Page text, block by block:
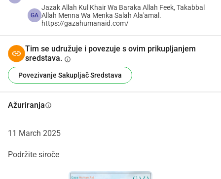
GA
Jazak Allah Kul Khair Wa Baraka Allah Feek, Takabbal
Allah Menna Wa Menka Salah Ala'amal.
https://gazahumanaid.com/
Tim se udružuje i povezuje s ovim prikupljanjem
sredstava. info
Povezivanje Sakupljač Sredstava
Ažuriranjainfo
11 March 2025
Podržite siroče